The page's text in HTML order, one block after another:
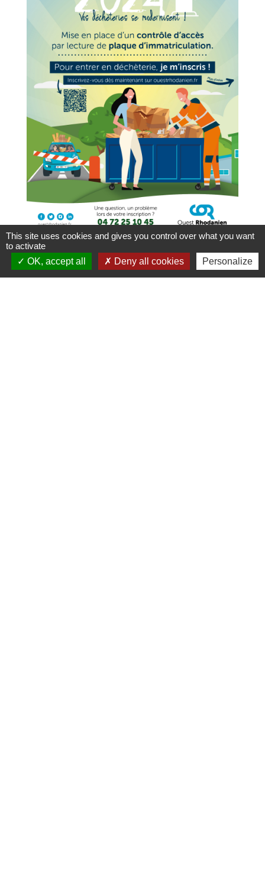
This site uses cookies and gives you control over what you want
to activate
OK, accept all
Deny all cookies Personalize